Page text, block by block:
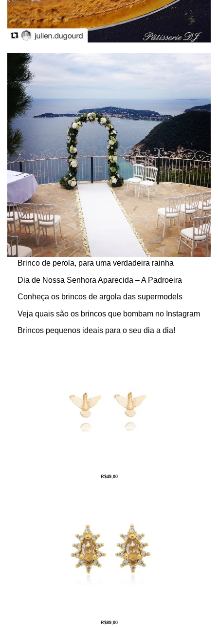
Brinco de perola, para uma verdadeira rainha
Dia de Nossa Senhora Aparecida – A Padroeira
Conheça os brincos de argola das supermodels
Veja quais são os brincos que bombam no Instagram
Brincos pequenos ideais para o seu dia a dia!
R$49,00
R$89,00